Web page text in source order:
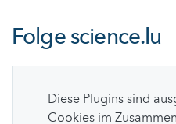
Folgescience.lu
Diese Plugins sind
Cookies im